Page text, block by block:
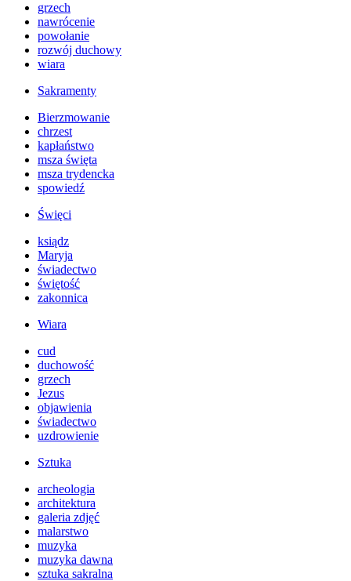
grzech
nawrócenie
powołanie
rozwój duchowy
wiara
Sakramenty
Bierzmowanie
chrzest
kapłaństwo
msza święta
msza trydencka
spowiedź
Święci
ksiądz
Maryja
świadectwo
świętość
zakonnica
Wiara
cud
duchowość
grzech
Jezus
objawienia
świadectwo
uzdrowienie
Sztuka
archeologia
architektura
galeria zdjęć
malarstwo
muzyka
muzyka dawna
sztuka sakralna